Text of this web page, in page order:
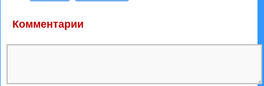
Комментарии